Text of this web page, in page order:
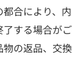
合により、内
する場合がご
の返品、交